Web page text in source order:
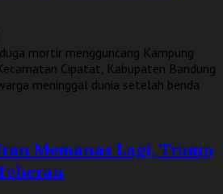
mortir mengguncang Kampung
Cipatat, Kabupaten Bandung
meninggal dunia setelah benda
Memanas Lagi, Trump